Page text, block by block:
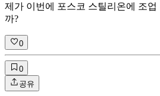
제가 이번에 포스코 스틸리온에 조
까?
0
0
공유